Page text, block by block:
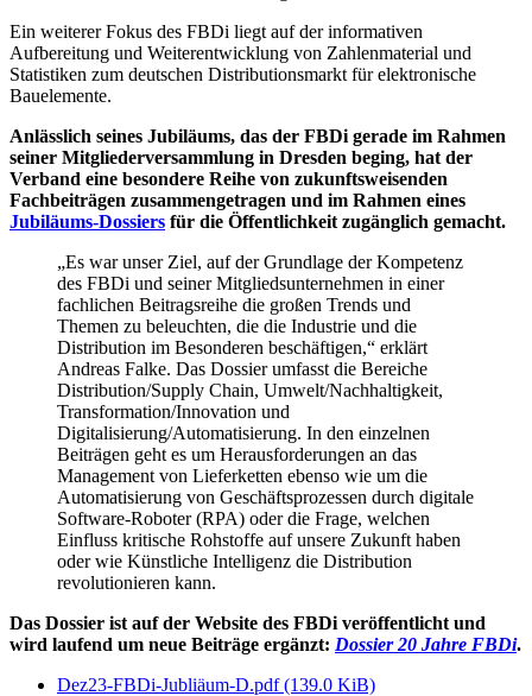
Ein weiterer Fokus des FBDi liegt auf der informativen
Aufbereitung und Weiterentwicklung von Zahlenmaterial und
Statistiken zum deutschen Distributionsmarkt für elektronische
Bauelemente.
Anlässlich seines Jubiläums, das der FBDi gerade im Rahmen
seiner Mitgliederversammlung in Dresden beging, hat der
Verband eine besondere Reihe von zukunftsweisenden
Fachbeiträgen zusammengetragen und im Rahmen eines
Jubiläums-Dossiers für die Öffentlichkeit zugänglich gemacht.
„Es war unser Ziel, auf der Grundlage der Kompetenz
des FBDi und seiner Mitgliedsunternehmen in einer
fachlichen Beitragsreihe die großen Trends und
Themen zu beleuchten, die die Industrie und die
Distribution im Besonderen beschäftigen,“ erklärt
Andreas Falke. Das Dossier umfasst die Bereiche
Distribution/Supply Chain, Umwelt/Nachhaltigkeit,
Transformation/Innovation und
Digitalisierung/Automatisierung. In den einzelnen
Beiträgen geht es um Herausforderungen an das
Management von Lieferketten ebenso wie um die
Automatisierung von Geschäftsprozessen durch digitale
Software-Roboter (RPA) oder die Frage, welchen
Einfluss kritische Rohstoffe auf unsere Zukunft haben
oder wie Künstliche Intelligenz die Distribution
revolutionieren kann.
Das Dossier ist auf der Website des FBDi veröffentlicht und
wird laufend um neue Beiträge ergänzt: Dossier 20 Jahre FBDi.
Dez23-FBDi-Jubliäum-D.pdf(139.0 KiB)